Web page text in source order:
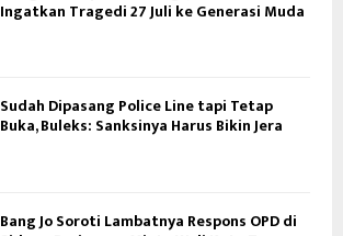
Ingatkan Tragedi 27 Juli ke Generasi Muda
Sudah Dipasang Police Line tapi Tetap
Buka, Buleks: Sanksinya Harus Bikin Jera
Bang Jo Soroti Lambatnya Respons OPD di